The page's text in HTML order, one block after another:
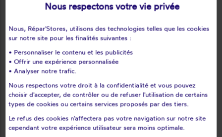
Le vésinet
Les alluets-le-roi
Les essarts-le-roi
Les loges-en-josas
Les mesnuls
Les mureaux
Lévis-saint-nom
Limetz-villez
Longnes
Longvilliers
Louveciennes
L'étang-la-ville
Magnanville
Magny-les-hameaux
Maisons-laffitte
Mantes-la-jolie
Nous respectons votre vie privée
Nous, Répar'Stores, utilisons des technologies telles que les cookies
sur notre site pour les finalités suivantes :
• Personnaliser le contenu et les publicités
• Offrir une expérience personnalisée
• Analyser notre trafic.
Nous respectons votre droit à la confidentialité et vous pouvez
choisir d'accepter, de contrôler ou de refuser l'utilisation de certains
types de cookies ou certains services proposés par des tiers.
Le refus des cookies n'affectera pas votre navigation sur notre site
cependant votre expérience utilisateur sera moins optimale.